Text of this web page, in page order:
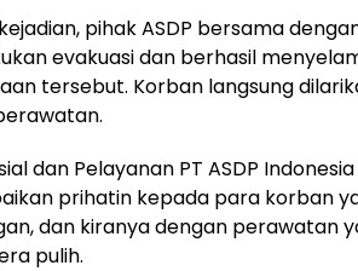
pihak ASDP bersama
evakuasi dan berhasil
tersebut. Korban langsung
dan Pelayanan PT ASDP
prihatin kepada para korban
dan kiranya dengan perawatan
pulih.